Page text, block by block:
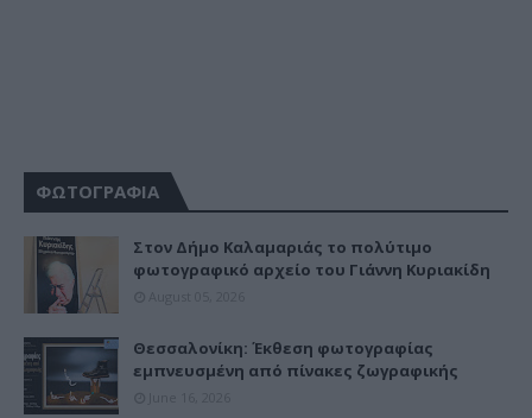
ΦΩΤΟΓΡΑΦΙΑ
Στον Δήμο Καλαμαριάς το πολύτιμο
φωτογραφικό αρχείο του Γιάννη Κυριακίδη
Θεσσαλονίκη: Έκθεση φωτογραφίας
εμπνευσμένη από πίνακες ζωγραφικής